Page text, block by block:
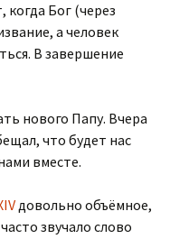
когда Бог (через
а человек
В завершение
нового Папу. Вчера
что будет нас
вместе.
довольно объёмное,
звучало слово